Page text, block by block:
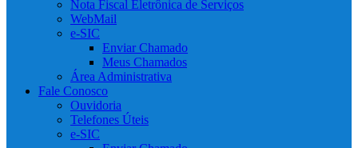
Nota Fiscal Eletrônica de Serviços
WebMail
e-SIC
Enviar Chamado
Meus Chamados
Área Administrativa
Fale Conosco
Ouvidoria
Telefones Úteis
e-SIC